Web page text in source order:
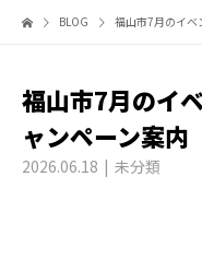
BLOG 福山市7月のイベ
福山市7月のイ
ャンペーン案内
2026.06.18 未分類